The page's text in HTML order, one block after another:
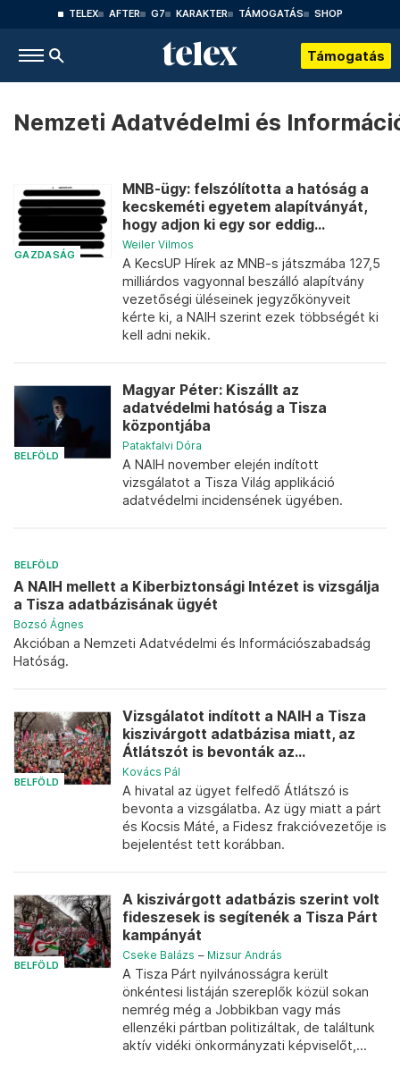
TELEX AFTER G7 KARAKTER TÁMOGATÁS SHOP
Támogatás
Nemzeti Adatvédelmi és
GAZDASÁG
MNB-ügy: felszólította a hatóság a
kecskeméti egyetem alapítványát,
hogy adjon ki egy sor eddig...
Weiler Vilmos
A KecsUP Hírek az MNB-s játszmába 127,5
milliárdos vagyonnal beszálló alapítvány
vezetőségi üléseinek jegyzőkönyveit
kérte ki, a NAIH szerint ezek többségét ki
kell adni nekik.
BELFÖLD
Magyar Péter: Kiszállt az
adatvédelmi hatóság a Tisza
központjába
Patakfalvi Dóra
A NAIH november elején indított
vizsgálatot a Tisza Világ applikáció
adatvédelmi incidensének ügyében.
BELFÖLD
A NAIH mellett a Kiberbiztonsági Intézet is vizsgálja
a Tisza adatbázisának ügyét
Bozsó Ágnes
Akcióban a Nemzeti Adatvédelmi és Információszabadság
Hatóság.
BELFÖLD
Vizsgálatot indított a NAIH a Tisza
kiszivárgott adatbázisa miatt, az
Átlátszót is bevonták az...
Kovács Pál
A hivatal az ügyet felfedő Átlátszó is
bevonta a vizsgálatba. Az ügy miatt a párt
és Kocsis Máté, a Fidesz frakcióvezetője is
bejelentést tett korábban.
BELFÖLD
A kiszivárgott adatbázis szerint volt
fideszesek is segítenék a Tisza Párt
kampányát
Cseke Balázs – Mizsur András
A Tisza Párt nyilvánosságra került
önkéntesi listáján szereplők közül sokan
nemrég még a Jobbikban vagy más
ellenzéki pártban politizáltak, de találtunk
aktív vidéki önkormányzati képviselőt,...